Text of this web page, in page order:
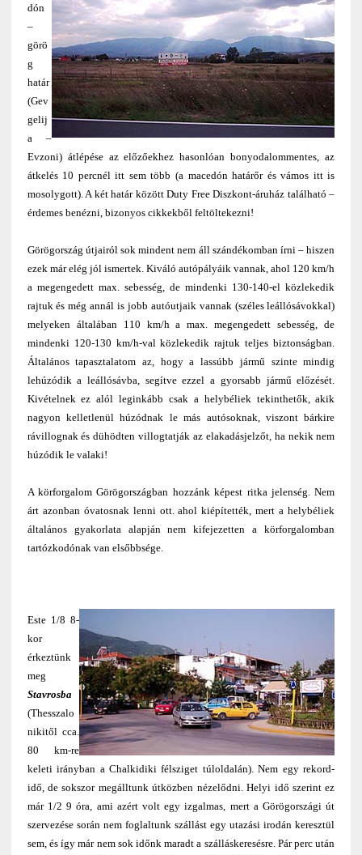
dón
–
görö
g
határ
(Gev
gelij
a –
Evzoni) átlépése az előzőekhez hasonlóan bonyodalommentes, az
átkelés 10 percnél itt sem több (a macedón határőr és vámos itt is
mosolygott). A két határ között Duty Free Diszkont-áruház található –
érdemes benézni, bizonyos cikkekből feltöltekezni!
Görögország útjairól sok mindent nem áll szándékomban írni – hiszen
ezek már elég jól ismertek. Kiváló autópályáik vannak, ahol 120 km/h
a megengedett max. sebesség, de mindenki 130-140-el közlekedik
rajtuk és még annál is jobb autóutjaik vannak (széles leállósávokkal)
melyeken általában 110 km/h a max. megengedett sebesség, de
mindenki 120-130 km/h-val közlekedik rajtuk teljes biztonságban.
Általános tapasztalatom az, hogy a lassúbb jármű szinte mindig
lehúzódik a leállósávba, segítve ezzel a gyorsabb jármű előzését.
Kivételnek ez alól leginkább csak a helybéliek tekinthetők, akik
nagyon kelletlenül húzódnak le más autósoknak, viszont bárkire
rávillognak és dühödten villogtatják az elakadásjelzőt, ha nekik nem
húzódik le valaki!
A körforgalom Görögországban hozzánk képest ritka jelenség. Nem
árt azonban óvatosnak lenni ott. ahol kiépítették, mert a helybéliek
általános gyakorlata alapján nem kifejezetten a körforgalomban
tartózkodónak van elsőbbsége.
Este 1/8 8-
kor
érkeztünk
meg
Stavrosba
(Thesszalo
nikitől cca.
80 km-re
keleti irányban a Chalkidiki félsziget túloldalán). Nem egy rekord-
idő, de sokszor megálltunk útközben nézelődni. Helyi idő szerint ez
már 1/2 9 óra, ami azért volt egy izgalmas, mert a Görögországi út
szervezése során nem foglaltunk szállást egy utazási irodán keresztül
sem, és így már nem sok időnk maradt a szálláskeresésre. Pár perc után